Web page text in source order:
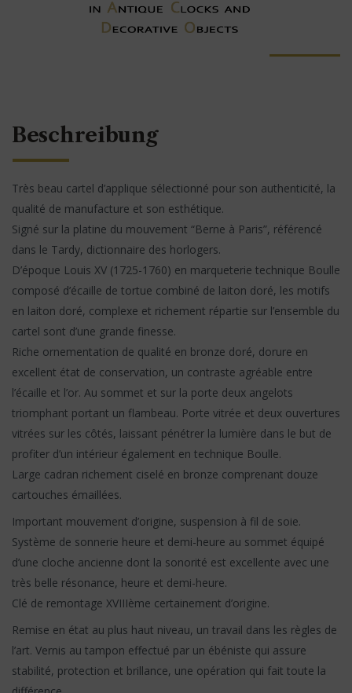
Beschreibung
Très beau cartel d’applique sélectionné pour son authenticité, la
qualité de manufacture et son esthétique.
Signé sur la platine du mouvement “Berne à Paris”, référencé
dans le Tardy, dictionnaire des horlogers.
D’époque Louis XV (1725-1760) en marqueterie technique Boulle
composé d’écaille de tortue combiné de laiton doré, les motifs
en laiton doré, complexe et richement répartie sur l’ensemble du
cartel sont d’une grande finesse.
Riche ornementation de qualité en bronze doré, dorure en
excellent état de conservation, un contraste agréable entre
l’écaille et l’or. Au sommet et sur la porte deux angelots
triomphant portant un flambeau. Porte vitrée et deux ouvertures
vitrées sur les côtés, laissant pénétrer la lumière dans le but de
profiter d’un intérieur également en technique Boulle.
Large cadran richement ciselé en bronze comprenant douze
cartouches émaillées.
Important mouvement d’origine, suspension à fil de soie.
Système de sonnerie heure et demi-heure au sommet équipé
d’une cloche ancienne dont la sonorité est excellente avec une
très belle résonance, heure et demi-heure.
Clé de remontage XVIIIème certainement d’origine.
Remise en état au plus haut niveau, un travail dans les règles de
l’art. Vernis au tampon effectué par un ébéniste qui assure
stabilité, protection et brillance, une opération qui fait toute la